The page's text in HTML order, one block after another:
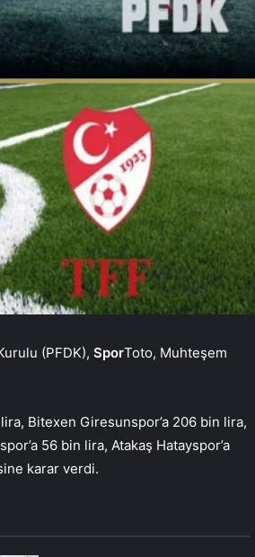
(PFDK), SporToto, Muhteşem
Bitexen Giresunspor’a 206 bin lira,
56 bin lira, Atakaş Hatayspor’a
karar verdi.